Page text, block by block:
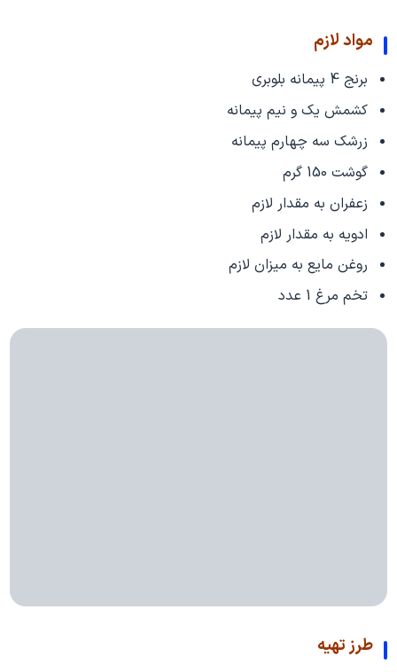
مواد لازم
برنج 4 پیمانه بلوبری
کشمش یک و نیم پیمانه
زرشک سه چهارم پیمانه
گوشت 150 گرم
زعفران به مقدار لازم
ادویه به مقدار لازم
روغن مایع به میزان لازم
تخم مرغ 1 عدد
طرز تهیه